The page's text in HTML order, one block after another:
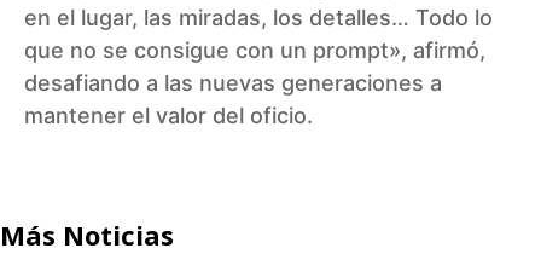
en el lugar, las miradas, los detalles… Todo lo
que no se consigue con un prompt», afirmó,
desafiando a las nuevas generaciones a
mantener el valor del oficio.
Más Noticias